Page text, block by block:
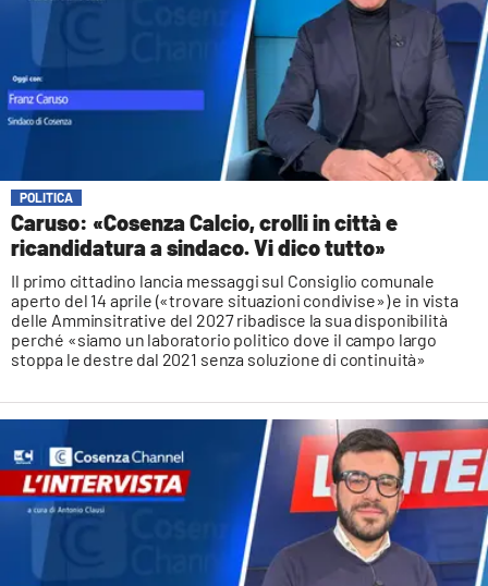
POLITICA
Caruso: «Cosenza Calcio, crolli in città e
ricandidatura a sindaco. Vi dico tutto»
Il primo cittadino lancia messaggi sul Consiglio comunale
aperto del 14 aprile («trovare situazioni condivise») e in vista
delle Amminsitrative del 2027 ribadisce la sua disponibilità
perché «siamo un laboratorio politico dove il campo largo
stoppa le destre dal 2021 senza soluzione di continuità»